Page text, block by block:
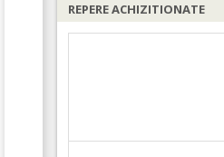
REPERE ACHIZITIONATE